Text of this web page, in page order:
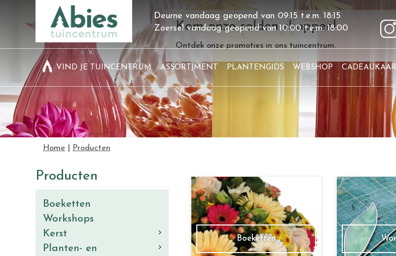
Kom onze solden shoppen!
Ontdek onze promoties in ons tuincentrum.
Home Producten
Deurne vandaag geopend van 09:15 t.e.m. 18:15
Zoersel vandaag geopend van10:00t.e.m.18:00
VIND JE TUINCENTRUM ASSORTIMENT PLANTENGIDS WEBSHOP
Boeketten
Producten
Boeketten
Workshops
Kerst
Planten- en